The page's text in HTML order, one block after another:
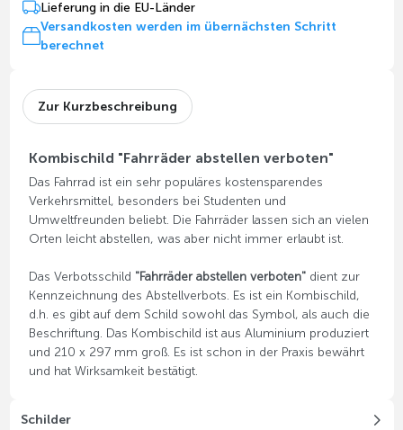
Lieferung in die EU-Länder
Versandkosten werden im übernächsten Schritt
berechnet
Zur Kurzbeschreibung
Kombischild "Fahrräder abstellen verboten"
Das Fahrrad ist ein sehr populäres kostensparendes
Verkehrsmittel, besonders bei Studenten und
Umweltfreunden beliebt. Die Fahrräder lassen sich an vielen
Orten leicht abstellen, was aber nicht immer erlaubt ist.
Das Verbotsschild "Fahrräder abstellen verboten"dient zur
Kennzeichnung des Abstellverbots. Es ist ein Kombischild,
d.h. es gibt auf dem Schild sowohl das Symbol, als auch die
Beschriftung. Das Kombischild ist aus Aluminium produziert
und 210 x 297 mm groß. Es ist schon in der Praxis bewährt
und hat Wirksamkeit bestätigt.
Schilder